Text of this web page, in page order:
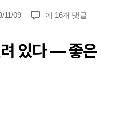
11/09
KudoTranslate:
로
에 16개 댓글
있다 — 좋은